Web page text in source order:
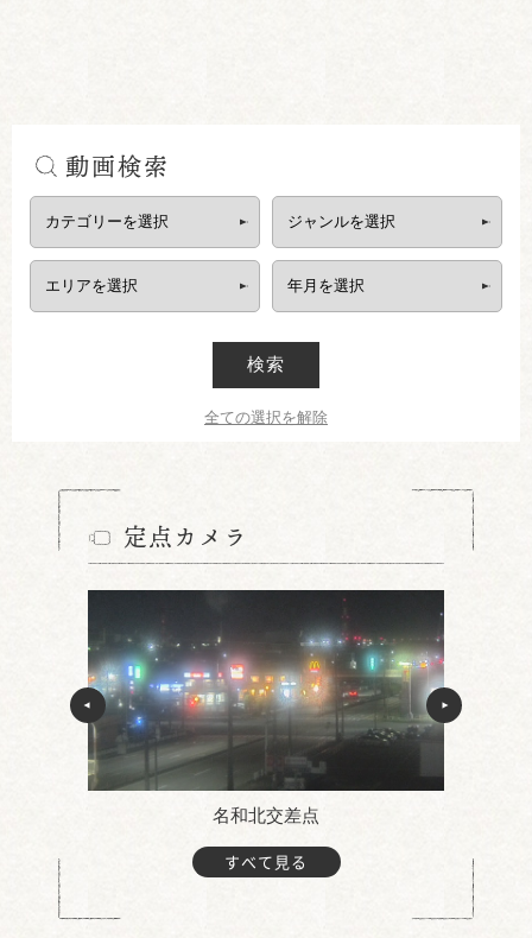
動画検索
検索
全ての選択を解除
定点カメラ
名和北交差点
すべて見る